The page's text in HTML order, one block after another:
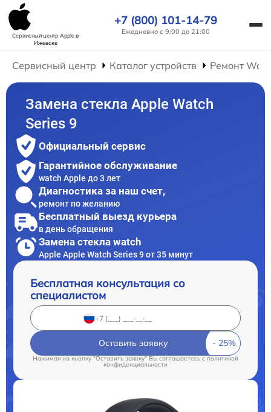
Сервисный центр Appleв
Ижевске
+7 (800) 101-14-79
Ежедневно с 9:00 до 21:00
Сервисный центр Каталог устройств Ремонт
Замена стекла Apple Watch
Series 9
Официальный сервис
Гарантийное обслуживание
watch Apple до 3 лет
Диагностика за наш счет,
ремонт по желанию
Бесплатный выезд курьера
в день обращения
Замена стекла watch
Apple Apple Watch Series 9 от 35 минут
Бесплатная консультация со
специалистом
Оставить заявку
Нажимая на кнопку "Оставить заявку" Вы соглашаетесь cполитикой
конфиденциальности